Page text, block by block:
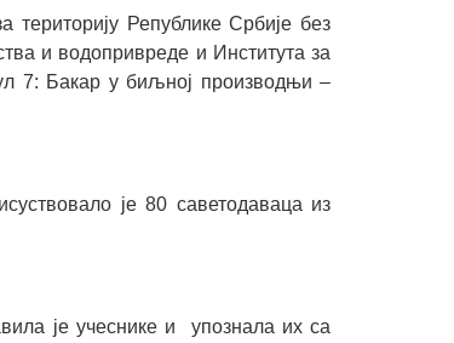
Републике Србије без
и водопривреде и Института за
7: Бакар у биљној производњи –
је 80 саветодаваца из
је учеснике и упознала их са